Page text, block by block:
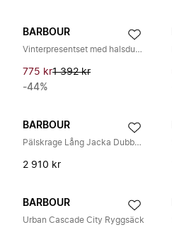
BARBOUR
Vinterpresentset med halsduk och mössa
775 kr1 392 kr
-44%
BARBOUR
Pälskrage Lång Jacka Dubbel Stängning
2 910 kr
BARBOUR
Urban Cascade City Ryggsäck